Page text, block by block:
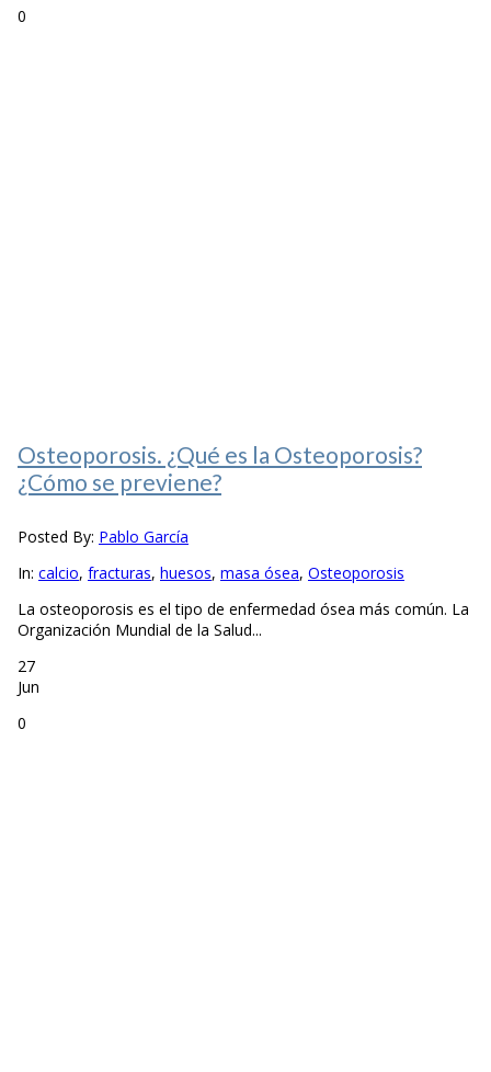
0
Osteoporosis. ¿Qué es la Osteoporosis?
¿Cómo se previene?
Posted By: Pablo García
In: calcio, fracturas, huesos, masa ósea, Osteoporosis
La osteoporosis es el tipo de enfermedad ósea más común. La
Organización Mundial de la Salud...
27
Jun
0